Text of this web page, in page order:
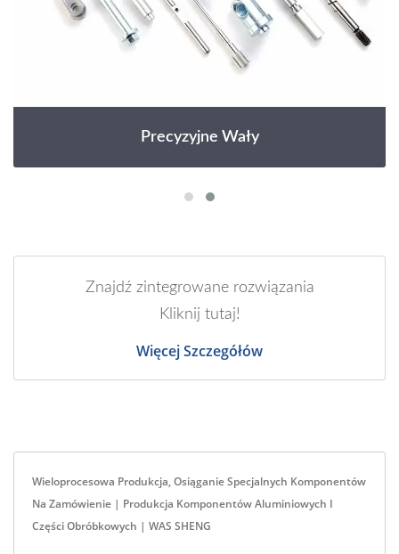
Precyzyjne Wały
Znajdź zintegrowane rozwiązania
Kliknij tutaj!
Więcej Szczegółów
Wieloprocesowa Produkcja, Osiąganie Specjalnych Komponentów
Na Zamówienie | Produkcja Komponentów Aluminiowych I
Części Obróbkowych | WAS SHENG